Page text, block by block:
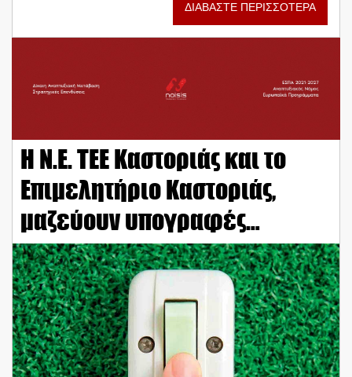
ΔΙΑΒΑΣΤΕ ΠΕΡΙΣΣΟΤΕΡΑ
Η Ν.Ε. ΤΕΕ Καστοριάς και το
Επιμελητήριο Καστοριάς,
μαζεύουν υπογραφές…